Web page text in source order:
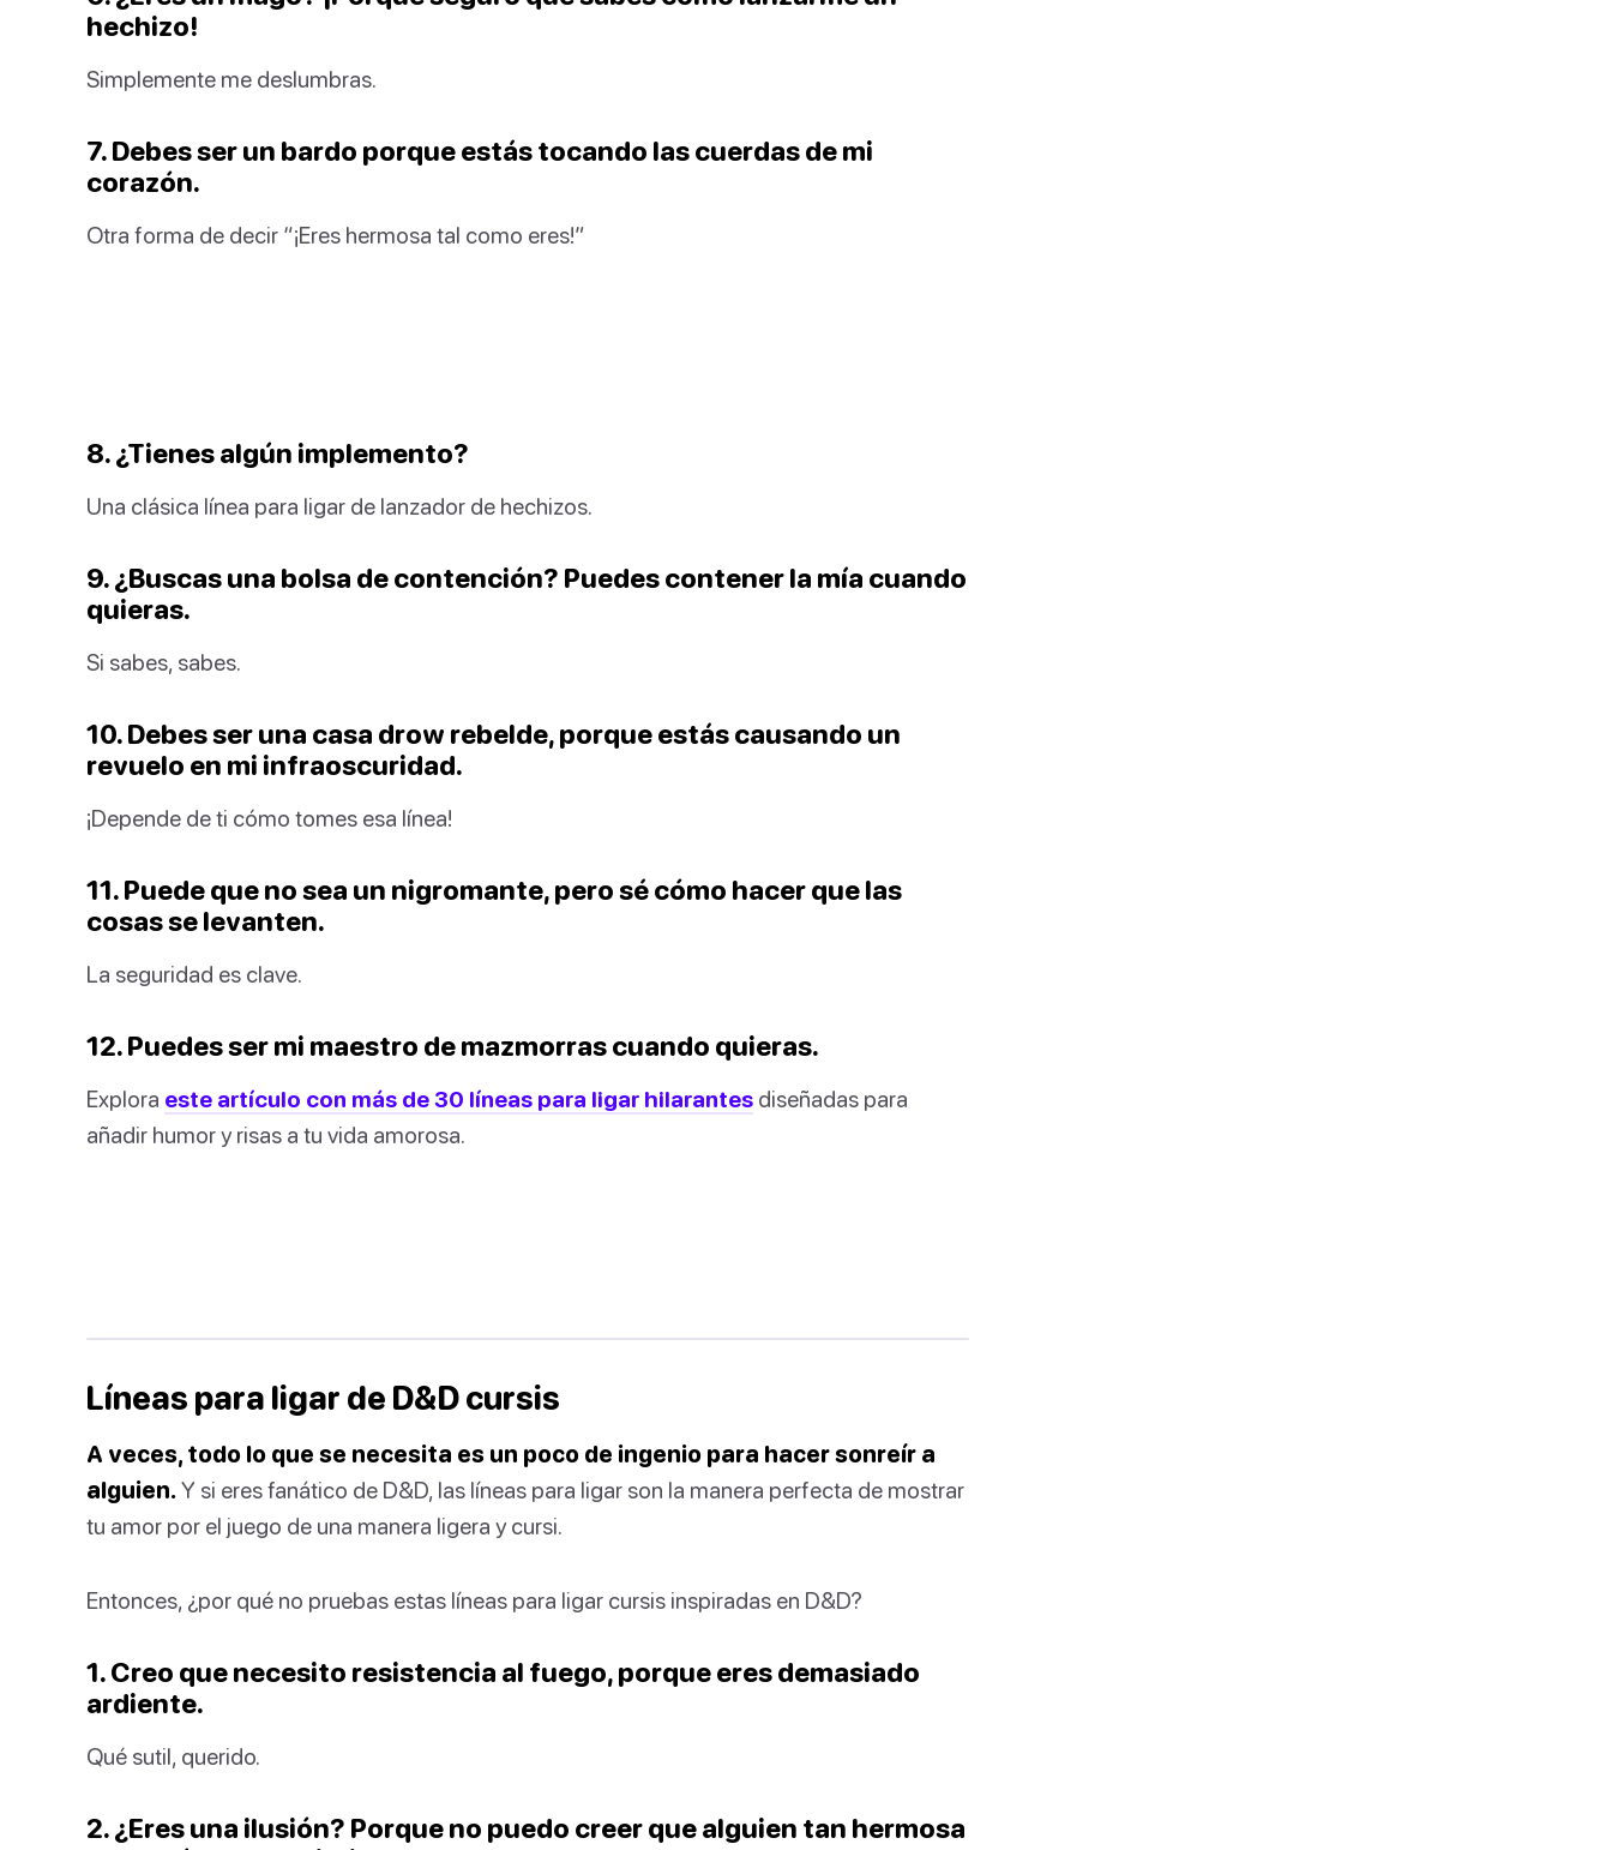
hechizo!
Simplemente me deslumbras.
7. Debes ser un bardo porque estás tocando las cuerdas de mi
corazón.
Otra forma de decir “¡Eres hermosa tal como eres!”
8. ¿Tienes algún implemento?
Una clásica línea para ligar de lanzador de hechizos.
9. ¿Buscas una bolsa de contención? Puedes contener la mía cuando
quieras.
Si sabes, sabes.
10. Debes ser una casa drow rebelde, porque estás causando un
revuelo en mi infraoscuridad.
¡Depende de ti cómo tomes esa línea!
11. Puede que no sea un nigromante, pero sé cómo hacer que las
cosas se levanten.
La seguridad es clave.
12. Puedes ser mi maestro de mazmorras cuando quieras.
Explora este artículo con más de 30 líneas para ligar hilarantes diseñadas para
añadir humor y risas a tu vida amorosa.
Líneas para ligar de D&D cursis
A veces, todo lo que se necesita es un poco de ingenio para hacer sonreír a
alguien. Y si eres fanático de D&D, las líneas para ligar son la manera perfecta de mostrar
tu amor por el juego de una manera ligera y cursi.
Entonces, ¿por qué no pruebas estas líneas para ligar cursis inspiradas en D&D?
1. Creo que necesito resistencia al fuego, porque eres demasiado
ardiente.
Qué sutil, querido.
2. ¿Eres una ilusión? Porque no puedo creer que alguien tan hermosa